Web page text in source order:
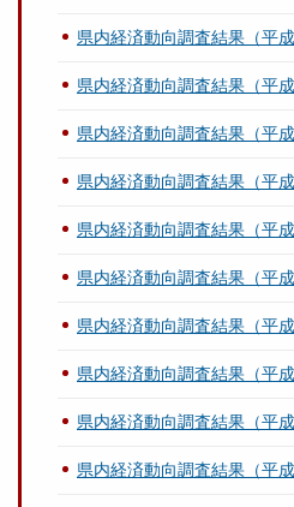
県内経済動向調査結果（平
県内経済動向調査結果（平
県内経済動向調査結果（平
県内経済動向調査結果（平
県内経済動向調査結果（平
県内経済動向調査結果（平
県内経済動向調査結果（平
県内経済動向調査結果（平
県内経済動向調査結果（平
県内経済動向調査結果（平